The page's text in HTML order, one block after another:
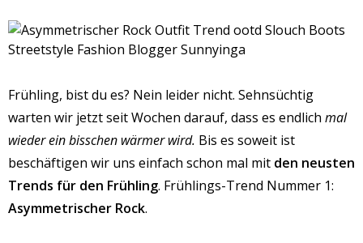
Frühling, bist du es? Nein leider nicht. Sehnsüchtig
warten wir jetzt seit Wochen darauf, dass es endlich mal
wieder ein bisschen wärmer wird. Bis es soweit ist
beschäftigen wir uns einfach schon mal mit den neusten
Trends für den Frühling. Frühlings-Trend Nummer 1:
Asymmetrischer Rock.